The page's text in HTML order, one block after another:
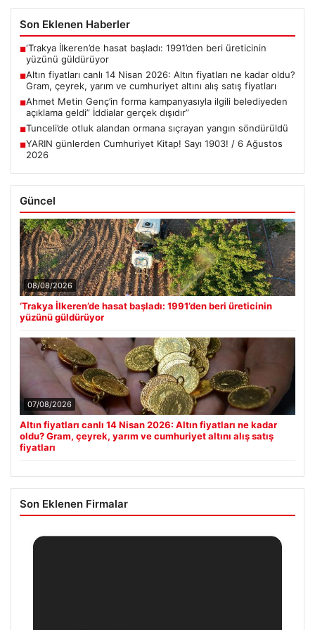
Son Eklenen Haberler
■‘Trakya İlkeren’de hasat başladı: 1991’den beri üreticinin
yüzünü güldürüyor
■Altın fiyatları canlı 14 Nisan 2026: Altın fiyatları ne kadar oldu?
Gram, çeyrek, yarım ve cumhuriyet altını alış satış fiyatları
■Ahmet Metin Genç’in forma kampanyasıyla ilgili belediyeden
açıklama geldi” İddialar gerçek dışıdır”
■Tunceli’de otluk alandan ormana sıçrayan yangın söndürüldü
■YARIN günlerden Cumhuriyet Kitap! Sayı 1903! / 6 Ağustos
2026
Güncel
08/08/2026
‘Trakya İlkeren’de hasat başladı: 1991’den beri üreticinin
yüzünü güldürüyor
07/08/2026
Altın fiyatları canlı 14 Nisan 2026: Altın fiyatları ne kadar
oldu? Gram, çeyrek, yarım ve cumhuriyet altını alış satış
fiyatları
Son Eklenen Firmalar